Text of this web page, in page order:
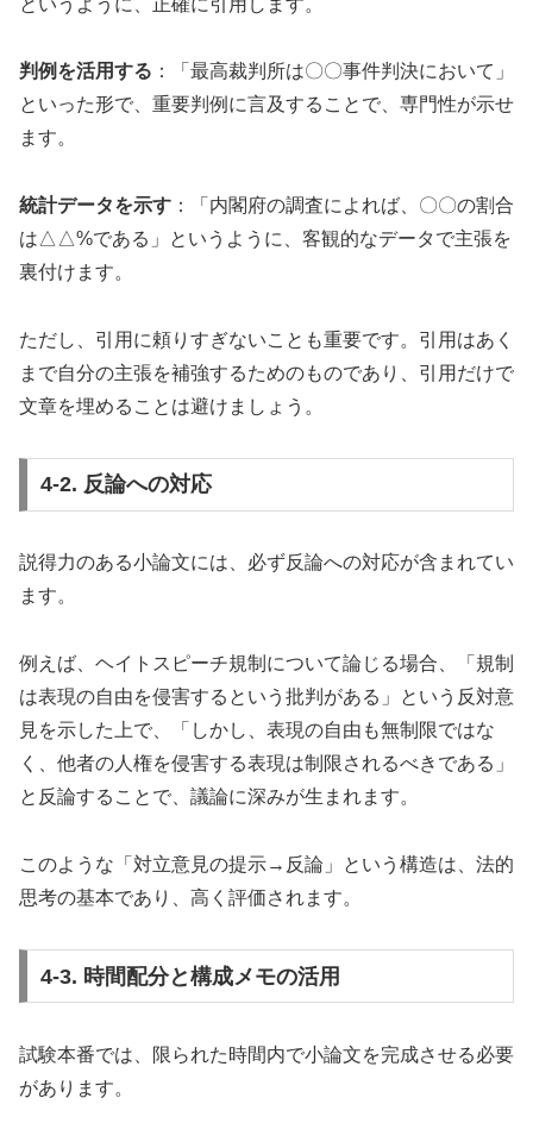
判例を活用する ：「最高裁判所は〇〇事件判決において」
といった形で、重要判例に言及することで、専門性が示せ
ます。
統計データを示す ：「内閣府の調査によれば、〇〇の割合
は△△%である」というように、客観的なデータで主張を
裏付けます。
ただし、引用に頼りすぎないことも重要です。引用はあく
まで自分の主張を補強するためのものであり、引用だけで
文章を埋めることは避けましょう。
4-2. 反論への対応
説得力のある小論文には、必ず反論への対応が含まれてい
ます。
例えば、ヘイトスピーチ規制について論じる場合、「規制
は表現の自由を侵害するという批判がある」という反対意
見を示した上で、「しかし、表現の自由も無制限ではな
く、他者の人権を侵害する表現は制限されるべきである」
と反論することで、議論に深みが生まれます。
このような「対立意見の提示→反論」という構造は、法的
思考の基本であり、高く評価されます。
4-3. 時間配分と構成メモの活用
試験本番では、限られた時間内で小論文を完成させる必要
があります。